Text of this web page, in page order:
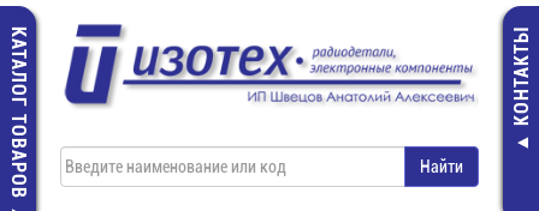
КАТАЛОГ ТОВАРОВ КОНТАКТЫ